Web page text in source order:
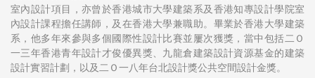
室內設計項目，亦曾於香港城市大學建築系及香港知專設計學院室
內設計課程擔任講師，及在香港大學兼職助。畢業於香港大學建築
系，他多年來參與多個國際性設計比賽並屢次獲獎，當中包括二Ｏ
一三年香港青年設計才俊優異獎、九龍倉建築設計資源基金的建築
設計實習計劃，以及二Ｏ一八年台北設計獎公共空間設計金獎。